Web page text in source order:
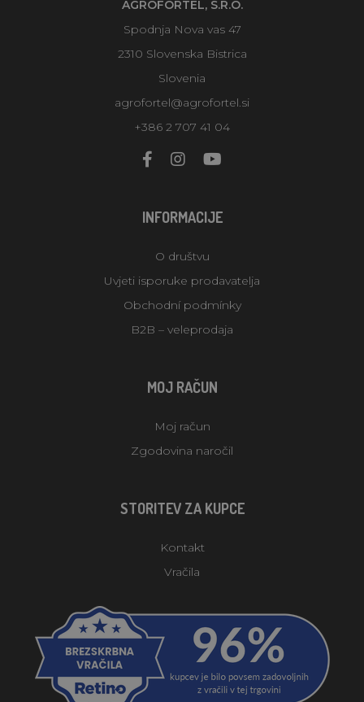
AGROFORTEL, S.R.O.
Spodnja Nova vas 47
2310 Slovenska Bistrica
Slovenia
agrofortel@agrofortel.si
+386 2 707 41 04
INFORMACIJE
O društvu
Uvjeti isporuke prodavatelja
Obchodní podmínky
B2B – veleprodaja
MOJ RAČUN
Moj račun
Zgodovina naročil
STORITEV ZA KUPCE
Kontakt
Vračila